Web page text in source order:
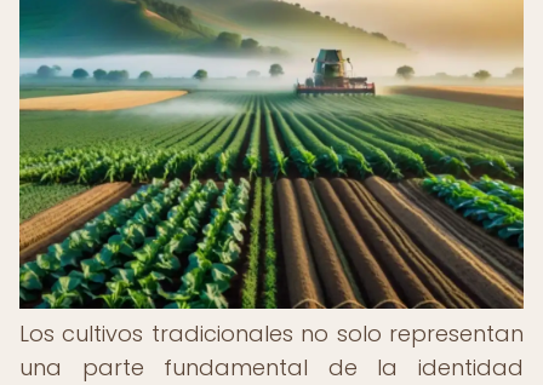
Los cultivos tradicionales no solo representan
una parte fundamental de la identidad